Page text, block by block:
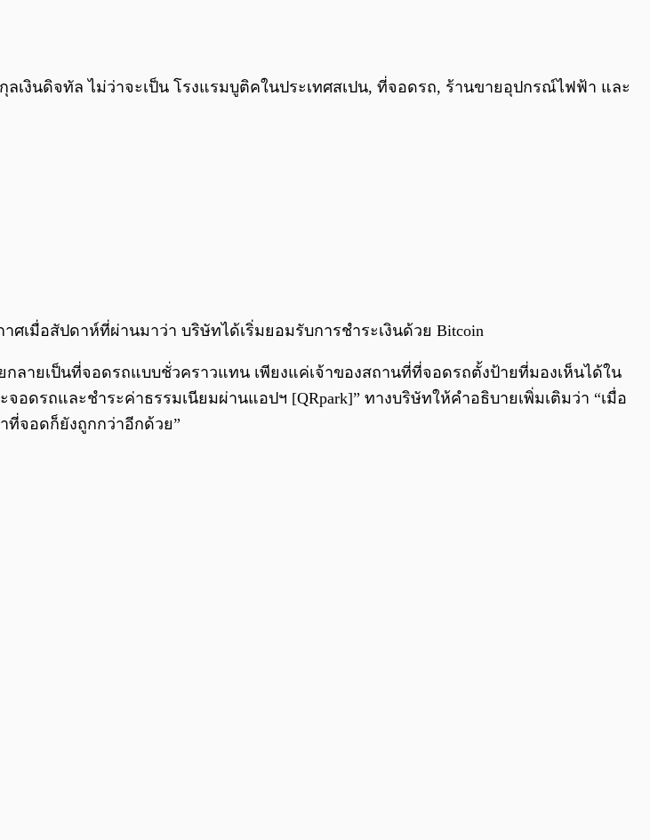
/0:00
ลเงินดิจทัล ไม่ว่าจะเป็น โรงแรมบูติคในประเทศสเปน, ที่จอดรถ, ร้านขายอุปกรณ์ไฟฟ้า และ
ศเมื่อสัปดาห์ที่ผ่านมาว่า บริษัทได้เริ่มยอมรับการชำระเงินด้วย Bitcoin
ลายเป็นที่จอดรถแบบชั่วคราวแทน เพียงแค่เจ้าของสถานที่ที่จอดรถตั้งป้ายที่มองเห็นได้ใน
ดรถและชำระค่าธรรมเนียมผ่านแอปฯ [QRpark]” ทางบริษัทให้คำอธิบายเพิ่มเติมว่า “เมื่อ
จอดก็ยังถูกกว่าอีกด้วย”